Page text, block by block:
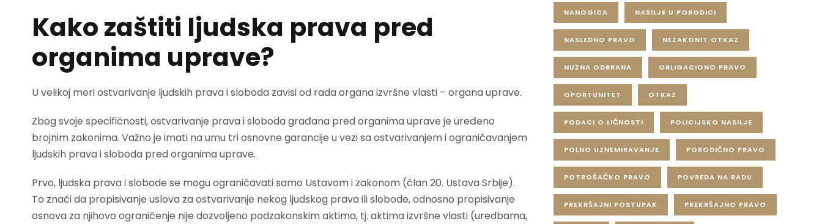
Kako zaštiti ljudska prava pred
organima uprave?
U velikoj meri ostvarivanje ljudskih prava i sloboda zavisi od rada organa izvršne vlasti – organa uprave.
Zbog svoje specifičnosti, ostvarivanje prava i sloboda građana pred organima uprave je uređeno
brojnim zakonima. Važno je imati na umu tri osnovne garancije u vezi sa ostvarivanjem i ograničavanjem
ljudskih prava i sloboda pred organima uprave.
Prvo, ljudska prava i slobode se mogu ograničavati samo Ustavom i zakonom (član 20. Ustava Srbije).
To znači da propisivanje uslova za ostvarivanje nekog ljudskog prava ili slobode, odnosno propisivanje
osnova za njihovo ograničenje nije dozvoljeno podzakonskim aktima, tj. aktima izvršne vlasti (uredbama,
NANOGICA NASILJE U PORODICI
NASLEDNO PRAVO NEZAKONIT OTKAZ
NUZNA ODBRANA OBLIGACIONO PRAVO
OPORTUNITET OTKAZ
PODACI O LIČNOSTI POLICIJSKO NASILJE
POLNO UZNEMIRAVANJE PORODIČNO PRAVO
POTROŠAČKO PRAVO POVREDA NA RADU
PREKRŠAJNI POSTUPAK PREKRŠAJNO PRAVO